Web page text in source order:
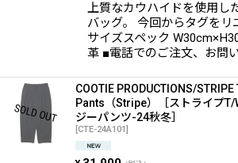
上質なカウハイドを使用し
バッグ。 今回からタグをリ
サイズスペック
革 ■電話でのご注文、お問
COOTIE PRODUCTIONS/
Pants（Stripe）［ストライプT/
ジーパンツ-24秋冬］
[CTE-24A101]